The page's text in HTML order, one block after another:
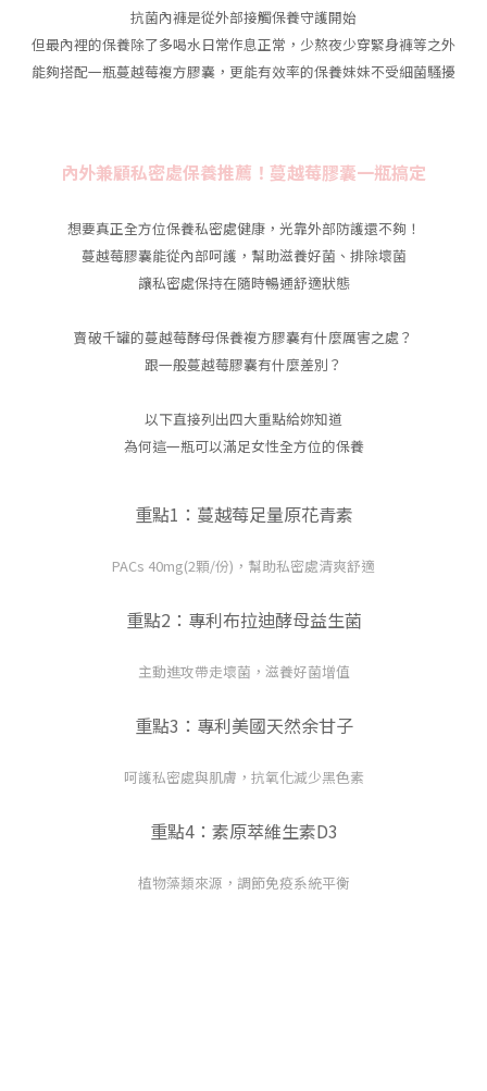
抗菌內褲是從外部接觸保養守護開始
但最內裡的保養除了多喝水日常作息正常，少熬夜少穿緊身褲等之外
能夠搭配一瓶蔓越莓複方膠囊，更能有效率的保養妹妹不受細菌騷擾
內外兼顧私密處保養推薦！蔓越莓膠囊一瓶搞定
想要真正全方位保養私密處健康，光靠外部防護還不夠！
蔓越莓膠囊能從內部呵護，幫助滋養好菌、排除壞菌
讓私密處保持在隨時暢通舒適狀態
賣破千罐的蔓越莓酵母保養複方膠囊有什麼厲害之處？
跟一般蔓越莓膠囊有什麼差別？
以下直接列出四大重點給妳知道
為何這一瓶可以滿足女性全方位的保養
重點1：蔓越莓足量原花青素
PACs 40mg(2顆/份)，幫助私密處清爽舒適
重點2：專利布拉迪酵母益生菌
主動進攻帶走壞菌，滋養好菌增值
重點3：專利美國天然余甘子
呵護私密處與肌膚，抗氧化減少黑色素
重點4：素原萃維生素D3
植物藻類來源，調節免疫系統平衡